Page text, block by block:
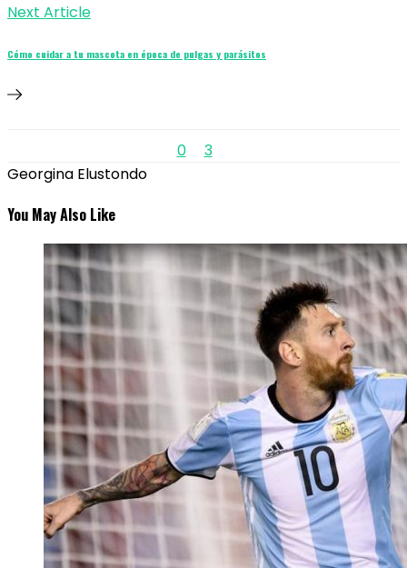
Next Article
Cómo cuidar a tu mascota en época de pulgas y parásitos
0
3
Georgina Elustondo
You May Also Like